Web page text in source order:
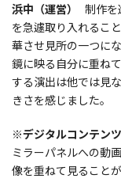
浜中（運営）
制作を
を急遽取り入れるこ
華させ見所の一つに
鏡に映る自分に重ね
する演出は他では見
きさを感じました。
※デジタルコンテンツ
ミラーパネルへの動
像を重ねて見ること